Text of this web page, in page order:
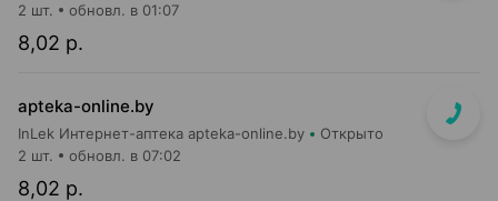
8,02 р.
2 шт. обновл. в 01:07
apteka-online.by
InLek Интернет-аптека apteka-online.by Открыто
8,02 р.
2 шт. обновл. в 07:02